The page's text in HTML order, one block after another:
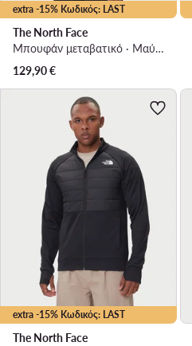
extra -15% Κωδικός: LAST
The North Face
Μπουφάν μεταβατικό · Μαύρο
129,90€
extra -15% Κωδικός: LAST
The North Face